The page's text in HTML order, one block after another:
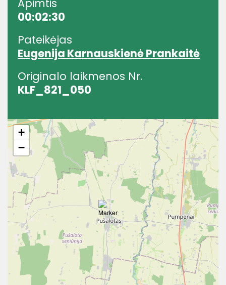
Apimtis
00:02:30
Pateikėjas
Eugenija Karnauskienė Prankaitė
Originalo laikmenos Nr.
KLF_821_050
+
−